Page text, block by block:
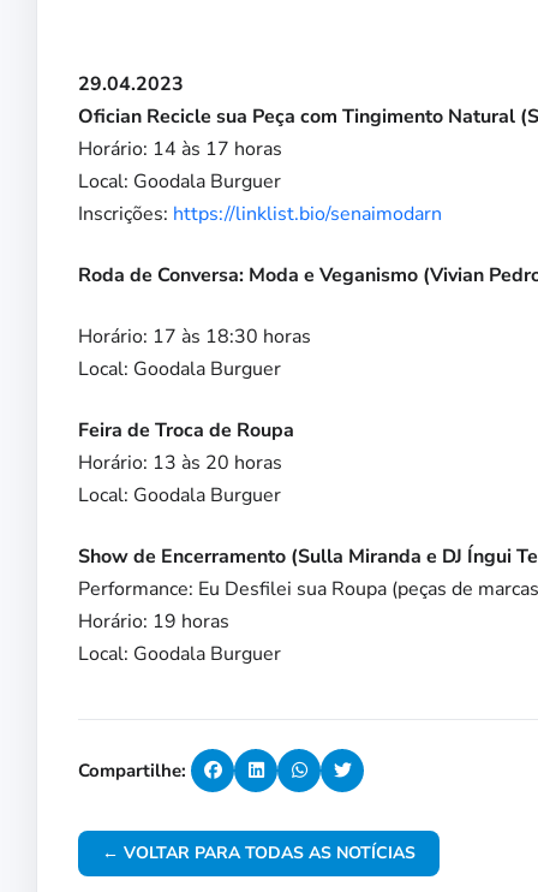
29.04.2023
Ofician Recicle sua Peça com Tingimento Natural
Horário: 14 às 17 horas
Local: Goodala Burguer
Inscrições: https://linklist.bio/senaimodarn
Roda de Conversa: Moda e Veganismo (Vivian
Horário: 17 às 18:30 horas
Local: Goodala Burguer
Feira de Troca de Roupa
Horário: 13 às 20 horas
Local: Goodala Burguer
Show de Encerramento (Sulla Miranda e DJ Íngui
Performance: Eu Desfilei sua Roupa (peças de
Horário: 19 horas
Local: Goodala Burguer
Compartilhe:
← VOLTAR PARA TODAS AS NOTÍCIAS